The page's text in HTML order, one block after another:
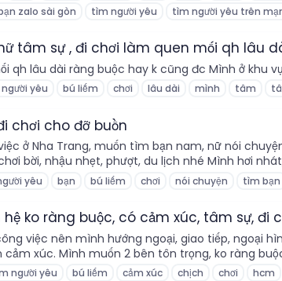
zalo sài gòn tìm người yêu tìm người yêu trên
tâm sự , đi chơi làm quen mối qh lâu
lâu dài ràng buộc hay k cũng đc Mình ở khu
yêu bú liếm chơi lâu dài mình tâm
chơi cho đỡ buồn
ở Nha Trang, muốn tìm bạn nam, nữ nói
bời, nhậu nhẹt, phượt, du lịch nhé Mình hơi
yêu bạn bú liếm chơi nói chuyện tìm bạn
ko ràng buộc, có cảm xúc, tâm sự, đi
việc nên mình hướng ngoại, giao tiếp, ngoại
xúc. Mình muốn 2 bên tôn trọng, ko ràng
người yêu bú liếm cảm xúc chịch chơi hcm